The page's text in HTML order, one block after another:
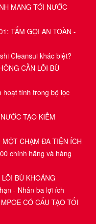
MANG TỚI NƯỚC
TẮM GỘI AN TOÀN -
Cleansui khác biệt?
CẦN LÕI BÙ
hoạt tính trong bộ lọc
TẠO KIỀM
CHẠM ĐA TIỆN ÍCH
chính hãng và hàng
BÙ KHOÁNG
- Nhân ba lợi ích
CÓ CẤU TẠO TỐI